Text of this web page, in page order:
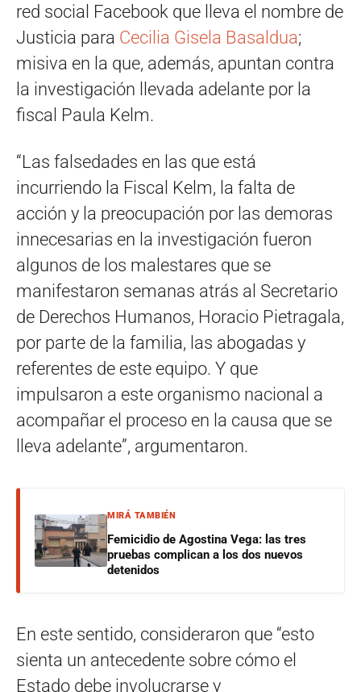
red social Facebook que lleva el nombre de
Justicia para Cecilia Gisela Basaldua;
misiva en la que, además, apuntan contra
la investigación llevada adelante por la
fiscal Paula Kelm.
“Las falsedades en las que está
incurriendo la Fiscal Kelm, la falta de
acción y la preocupación por las demoras
innecesarias en la investigación fueron
algunos de los malestares que se
manifestaron semanas atrás al Secretario
de Derechos Humanos, Horacio Pietragala,
por parte de la familia, las abogadas y
referentes de este equipo. Y que
impulsaron a este organismo nacional a
acompañar el proceso en la causa que se
lleva adelante”, argumentaron.
MIRÁ TAMBIÉN
Femicidio de Agostina Vega: las tres
pruebas complican a los dos nuevos
detenidos
En este sentido, consideraron que “esto
sienta un antecedente sobre cómo el
Estado debe involucrarse y